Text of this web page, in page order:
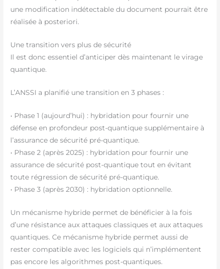
une modification indétectable du document pourrait être
réalisée à posteriori.
Une transition vers plus de sécurité
Il est donc essentiel d’anticiper dès maintenant le virage
quantique.
L’ANSSI a planifié une transition en 3 phases :
• Phase 1 (aujourd’hui) : hybridation pour fournir une
défense en profondeur post-quantique supplémentaire à
l’assurance de sécurité pré-quantique.
• Phase 2 (après 2025) : hybridation pour fournir une
assurance de sécurité post-quantique tout en évitant
toute régression de sécurité pré-quantique.
• Phase 3 (après 2030) : hybridation optionnelle.
Un mécanisme hybride permet de bénéficier à la fois
d’une résistance aux attaques classiques et aux attaques
quantiques. Ce mécanisme hybride permet aussi de
rester compatible avec les logiciels qui n’implémentent
pas encore les algorithmes post-quantiques.